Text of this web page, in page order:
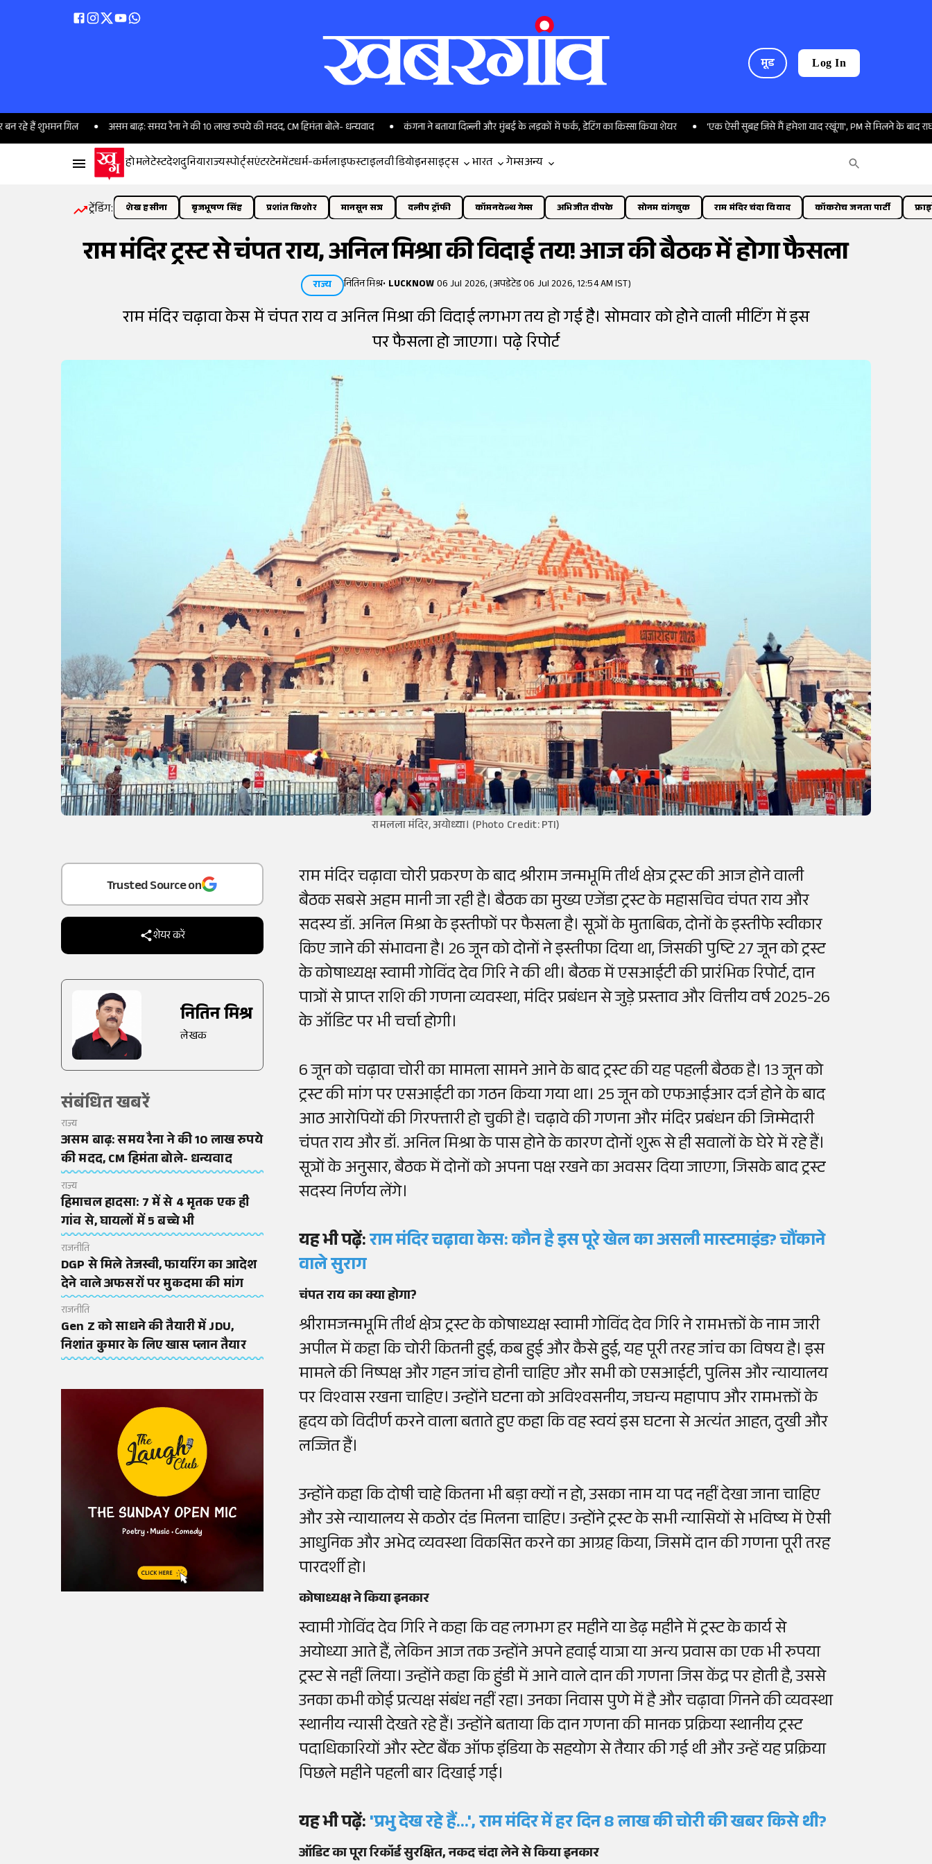
मूड Log In
शुभमन गिल असम बाढ़: समय रैना ने की 10 लाख रुपये की मदद, CM हिमंता बोले- धन्यवाद कंगना ने बताया दिल्ली और मुंबई के लड़कों में फर्क, डेटिंग का किस्सा किया शेयर 'एक ऐसी सुबह जिसे मैं हमेशा याद रखूंगा', PM से मिलने के बाद राघव चड्ढा
होमलेटेस्टदेशदुनियाराज्यस्पोर्ट्सएंटरटेनमेंटधर्म-कर्मलाइफस्टाइलवीडियोइनसाइट्स भारत गेम्सअन्य
ट्रेंडिंग: शेख हसीना बृजभूषण सिंह प्रशांत किशोर मानसून सत्र दलीप ट्रॉफी कॉमनवेल्थ गेम्स अभिजीत दीपके सोनम वांगचुक राम मंदिर चंदा विवाद कॉकरोच जनता पार्टी
राम मंदिर ट्रस्ट से चंपत राय, अनिल मिश्रा की विदाई तय! आज की बैठक में होगा फैसला
राज्य नितिन मिश्र• LUCKNOW06 Jul 2026, (अपडेटेड 06 Jul 2026, 12:54 AM IST)
राम मंदिर चढ़ावा केस में चंपत राय व अनिल मिश्रा की विदाई लगभग तय हो गई हैै। सोमवार को होेने वाली मीटिंग में इस
पर फैसला हो जाएगा। पढ़े रिपोर्ट
रामलला मंदिर, अयोध्या। (Photo Credit: PTI)
Trusted Source on
शेयर करें
नितिन मिश्र
लेखक
संबंधित खबरें
राज्य
असम बाढ़: समय रैना ने की 10 लाख रुपये
की मदद, CM हिमंता बोले- धन्यवाद
राज्य
हिमाचल हादसा: 7 में से 4 मृतक एक ही
गांव से, घायलों में 5 बच्चे भी
राजनीति
DGP से मिले तेजस्वी, फायरिंग का आदेश
देने वाले अफसरों पर मुकदमा की मांग
राजनीति
Gen Z को साधने की तैयारी में JDU,
निशांत कुमार के लिए खास प्लान तैयार
राम मंदिर चढ़ावा चोरी प्रकरण के बाद श्रीराम जन्मभूमि तीर्थ क्षेत्र ट्रस्ट की आज होने वाली
बैठक सबसे अहम मानी जा रही है। बैठक का मुख्य एजेंडा ट्रस्ट के महासचिव चंपत राय और
सदस्य डॉ. अनिल मिश्रा के इस्तीफों पर फैसला है। सूत्रों के मुताबिक, दोनों के इस्तीफे स्वीकार
किए जाने की संभावना है। 26 जून को दोनों ने इस्तीफा दिया था, जिसकी पुष्टि 27 जून को ट्रस्ट
के कोषाध्यक्ष स्वामी गोविंद देव गिरि ने की थी। बैठक में एसआईटी की प्रारंभिक रिपोर्ट, दान
पात्रों से प्राप्त राशि की गणना व्यवस्था, मंदिर प्रबंधन से जुड़े प्रस्ताव और वित्तीय वर्ष 2025-26
के ऑडिट पर भी चर्चा होगी।
6 जून को चढ़ावा चोरी का मामला सामने आने के बाद ट्रस्ट की यह पहली बैठक है। 13 जून को
ट्रस्ट की मांग पर एसआईटी का गठन किया गया था। 25 जून को एफआईआर दर्ज होने के बाद
आठ आरोपियों की गिरफ्तारी हो चुकी है। चढ़ावे की गणना और मंदिर प्रबंधन की जिम्मेदारी
चंपत राय और डॉ. अनिल मिश्रा के पास होने के कारण दोनों शुरू से ही सवालों के घेरे में रहे हैं।
सूत्रों के अनुसार, बैठक में दोनों को अपना पक्ष रखने का अवसर दिया जाएगा, जिसके बाद ट्रस्ट
सदस्य निर्णय लेंगे।
यह भी पढ़ें:राम मंदिर चढ़ावा केस: कौन है इस पूरे खेल का असली मास्टमाइंड? चौंकाने
वाले सुराग
चंपत राय का क्या होगा?
श्रीरामजन्मभूमि तीर्थ क्षेत्र ट्रस्ट के कोषाध्यक्ष स्वामी गोविंद देव गिरि ने रामभक्तों के नाम जारी
अपील में कहा कि चोरी कितनी हुई, कब हुई और कैसे हुई, यह पूरी तरह जांच का विषय है। इस
मामले की निष्पक्ष और गहन जांच होनी चाहिए और सभी को एसआईटी, पुलिस और न्यायालय
पर विश्वास रखना चाहिए। उन्होंने घटना को अविश्वसनीय, जघन्य महापाप और रामभक्तों के
हृदय को विदीर्ण करने वाला बताते हुए कहा कि वह स्वयं इस घटना से अत्यंत आहत, दुखी और
लज्जित हैं।
उन्होंने कहा कि दोषी चाहे कितना भी बड़ा क्यों न हो, उसका नाम या पद नहीं देखा जाना चाहिए
और उसे न्यायालय से कठोर दंड मिलना चाहिए। उन्होंने ट्रस्ट के सभी न्यासियों से भविष्य में ऐसी
आधुनिक और अभेद व्यवस्था विकसित करने का आग्रह किया, जिसमें दान की गणना पूरी तरह
पारदर्शी हो।
कोषाध्यक्ष ने किया इनकार
स्वामी गोविंद देव गिरि ने कहा कि वह लगभग हर महीने या डेढ़ महीने में ट्रस्ट के कार्य से
अयोध्या आते हैं, लेकिन आज तक उन्होंने अपने हवाई यात्रा या अन्य प्रवास का एक भी रुपया
ट्रस्ट से नहीं लिया। उन्होंने कहा कि हुंडी में आने वाले दान की गणना जिस केंद्र पर होती है, उससे
उनका कभी कोई प्रत्यक्ष संबंध नहीं रहा। उनका निवास पुणे में है और चढ़ावा गिनने की व्यवस्था
स्थानीय न्यासी देखते रहे हैं। उन्होंने बताया कि दान गणना की मानक प्रक्रिया स्थानीय ट्रस्ट
पदाधिकारियों और स्टेट बैंक ऑफ इंडिया के सहयोग से तैयार की गई थी और उन्हें यह प्रक्रिया
पिछले महीने पहली बार दिखाई गई।
यह भी पढ़ें:'प्रभु देख रहे हैं...', राम मंदिर में हर दिन 8 लाख की चोरी की खबर किसे थी?
ऑडिट का पूरा रिकॉर्ड सुरक्षित, नकद चंदा लेने से किया इनकार